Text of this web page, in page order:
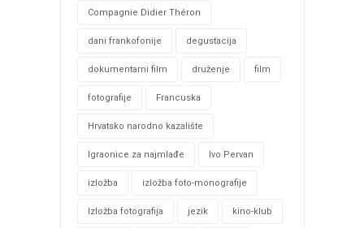
Compagnie Didier Théron
dani frankofonije degustacija
dokumentarni film druženje film
fotografije Francuska
Hrvatsko narodno kazalište
Igraonice za najmlađe Ivo Pervan
izložba izložba foto-monografije
Izložba fotografija jezik kino-klub